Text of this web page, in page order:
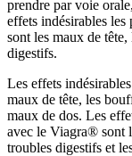
prendre par voie
effets indésirables
sont les maux de
digestifs.
Les effets
maux de tête, les
maux de dos. Les
avec le Viagra® sont
troubles digestifs et